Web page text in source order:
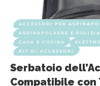
ACCESSORI PER
ASPIRAPOLVERE E
CASA E CUCINA
KIT DI ACCESSORI
Serbatoio
Compatibile con